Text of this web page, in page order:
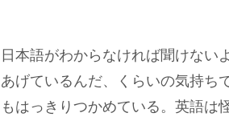
本語がわからなければ聞けないよ
げているんだ、くらいの気持ち
はっきりつかめている。英語は